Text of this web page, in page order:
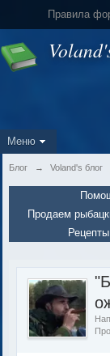
Правила
Меню
Блог → Voland's блог
Продаем
Рецепты